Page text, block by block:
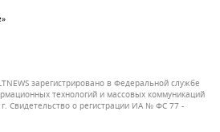
зарегистрировано в Федеральной службе
технологий и массовых коммуникаций
Свидетельство о регистрации ИА № ФС 77 -